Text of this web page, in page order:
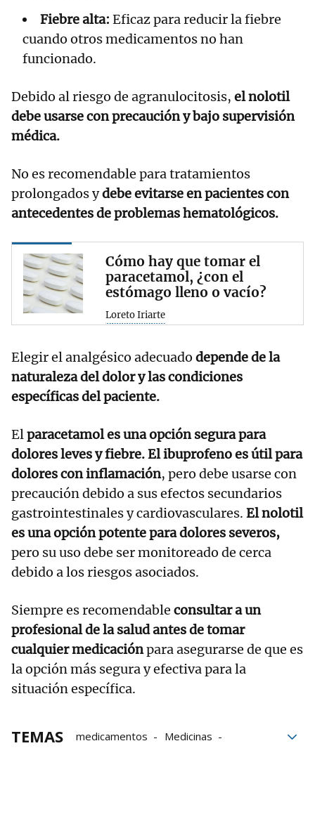
Fiebre alta: Eficaz para reducir la fiebre
cuando otros medicamentos no han
funcionado.
Debido al riesgo de agranulocitosis, el nolotil
debe usarse con precaución y bajo supervisión
médica.
No es recomendable para tratamientos
prolongados ydebe evitarse en pacientes con
antecedentes de problemas hematológicos.
Cómo hay que tomar el
paracetamol, ¿con el
estómago lleno o vacío?
Loreto Iriarte
Elegir el analgésico adecuado depende de la
naturaleza del dolor y las condiciones
específicas del paciente.
Elparacetamol es una opción segurapara
dolores leves y fiebre.El ibuprofeno es útil para
dolores con inflamación, pero debe usarse con
precaución debido a sus efectos secundarios
gastrointestinales y cardiovasculares. El nolotil
es una opción potente para dolores severos,
pero su uso debe ser monitoreado de cerca
debido a los riesgos asociados.
Siempre es recomendable consultar a un
profesional de la salud antes de tomar
cualquier medicaciónpara asegurarse de que es
la opción más segura y efectiva para la
situación específica.
TEMAS medicamentos
Medicinas